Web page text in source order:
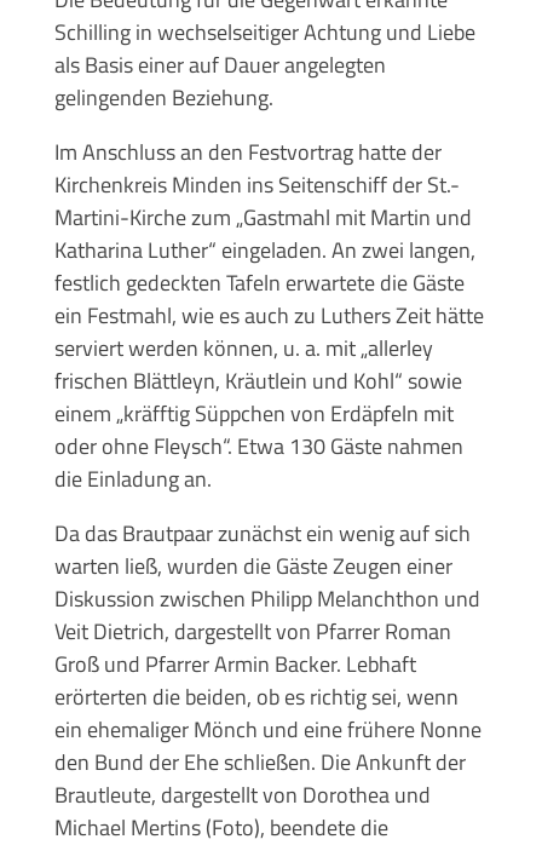
Schilling in wechselseitiger Achtung und Liebe
als Basis einer auf Dauer angelegten
gelingenden Beziehung.
Im Anschluss an den Festvortrag hatte der
Kirchenkreis Minden ins Seitenschiff der St.-
Martini-Kirche zum „Gastmahl mit Martin und
Katharina Luther“ eingeladen. An zwei langen,
festlich gedeckten Tafeln erwartete die Gäste
ein Festmahl, wie es auch zu Luthers Zeit hätte
serviert werden können, u. a. mit „allerley
frischen Blättleyn, Kräutlein und Kohl“ sowie
einem „kräfftig Süppchen von Erdäpfeln mit
oder ohne Fleysch“. Etwa 130 Gäste nahmen
die Einladung an.
Da das Brautpaar zunächst ein wenig auf sich
warten ließ, wurden die Gäste Zeugen einer
Diskussion zwischen Philipp Melanchthon und
Veit Dietrich, dargestellt von Pfarrer Roman
Groß und Pfarrer Armin Backer. Lebhaft
erörterten die beiden, ob es richtig sei, wenn
ein ehemaliger Mönch und eine frühere Nonne
den Bund der Ehe schließen. Die Ankunft der
Brautleute, dargestellt von Dorothea und
Michael Mertins (Foto), beendete die